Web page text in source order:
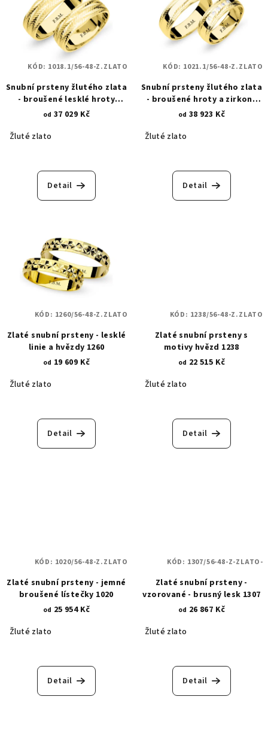
Snubní prsteny žlutého zlata
- broušené lesklé hroty
1018.1
od 37 029 Kč
Žluté zlato
Detail
KÓD: 1018.1/56-48-Z.ZLATO
Snubní prsteny žlutého zlata
- broušené hroty a zirkony
1021.1
od 38 923 Kč
Žluté zlato
Detail
KÓD: 1021.1/56-48-Z.ZLATO
Zlaté snubní prsteny - lesklé
linie a hvězdy 1260
od 19 609 Kč
Žluté zlato
Detail
KÓD: 1260/56-48-Z.ZLATO
Zlaté snubní prsteny s
motivy hvězd 1238
od 22 515 Kč
Žluté zlato
Detail
KÓD: 1238/56-48-Z.ZLATO
Zlaté snubní prsteny - jemné
broušené lístečky 1020
od 25 954 Kč
Žluté zlato
Detail
KÓD: 1020/56-48-Z.ZLATO
Zlaté snubní prsteny -
vzorované - brusný lesk 1307
od 26 867 Kč
Žluté zlato
Detail
KÓD: 1307/56-48-Z-ZLATO-